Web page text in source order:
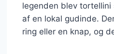
legenden blev
af en lokal gudinde.
ring eller en knap, og